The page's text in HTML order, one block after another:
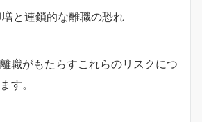
と連鎖的な離職の恐れ
職がもたらすこれらのリスクにつ
す。